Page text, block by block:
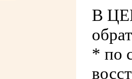
В
* по